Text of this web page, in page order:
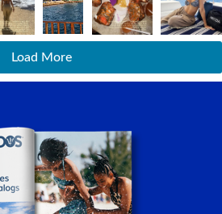
Load More